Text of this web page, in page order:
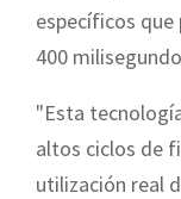
específicos
400
"Esta
altos ciclos de
utilización real